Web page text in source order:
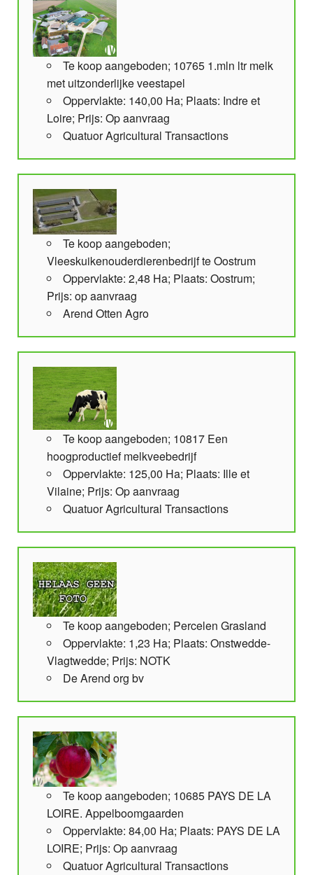
Te koop aangeboden; 10765 1.mln ltr melk
met uitzonderlijke veestapel
Oppervlakte: 140,00 Ha; Plaats: Indre et
Loire; Prijs: Op aanvraag
Quatuor Agricultural Transactions
Te koop aangeboden;
Vleeskuikenouderdierenbedrijf te Oostrum
Oppervlakte: 2,48 Ha; Plaats: Oostrum;
Prijs: op aanvraag
Arend Otten Agro
Te koop aangeboden; 10817 Een
hoogproductief melkveebedrijf
Oppervlakte: 125,00 Ha; Plaats: Ille et
Vilaine; Prijs: Op aanvraag
Quatuor Agricultural Transactions
Te koop aangeboden; Percelen Grasland
Oppervlakte: 1,23 Ha; Plaats: Onstwedde-
Vlagtwedde; Prijs: NOTK
De Arend org bv
Te koop aangeboden; 10685 PAYS DE LA
LOIRE. Appelboomgaarden
Oppervlakte: 84,00 Ha; Plaats: PAYS DE LA
LOIRE; Prijs: Op aanvraag
Quatuor Agricultural Transactions